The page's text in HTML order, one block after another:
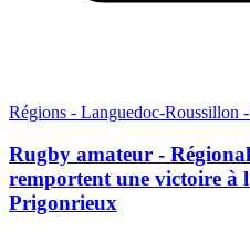
Régions - Languedoc-Roussillon
Rugby amateur -
remportent une victoire à
Prigonrieux